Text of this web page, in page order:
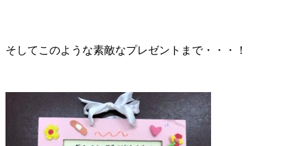
そしてこのような素敵なプレゼントまで・・・！